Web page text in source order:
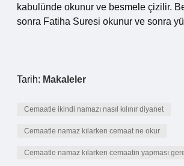
kabulünde okunur ve besmele çizilir.
sonra Fatiha Suresi okunur ve sonra
Tarih: Makaleler
Cemaatle ikindi namazı nasıl kılınır diyanet
Cemaatle namaz kılarken cemaat ne okur
Cemaatle namaz kılarken cemaatin yapması